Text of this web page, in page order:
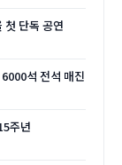
첫 단독 공연
석 전석 매진
주년